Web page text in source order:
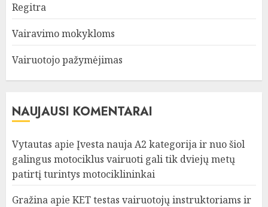
Regitra
Vairavimo mokykloms
Vairuotojo pažymėjimas
NAUJAUSI KOMENTARAI
Vytautas apie Įvesta nauja A2 kategorija ir nuo šiol
galingus motociklus vairuoti gali tik dviejų metų
patirtį turintys motociklininkai
Gražina apie KET testas vairuotojų instruktoriams ir